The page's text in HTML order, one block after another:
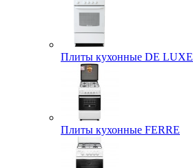
Плиты кухонные DE LUXE
Плиты кухонные FERRE